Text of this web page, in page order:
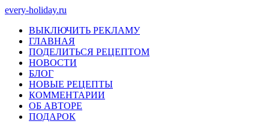
every-holiday.ru
ВЫКЛЮЧИТЬ РЕКЛАМУ
ГЛАВНАЯ
ПОДЕЛИТЬСЯ РЕЦЕПТОМ
НОВОСТИ
БЛОГ
НОВЫЕ РЕЦЕПТЫ
КОММЕНТАРИИ
ОБ АВТОРЕ
ПОДАРОК